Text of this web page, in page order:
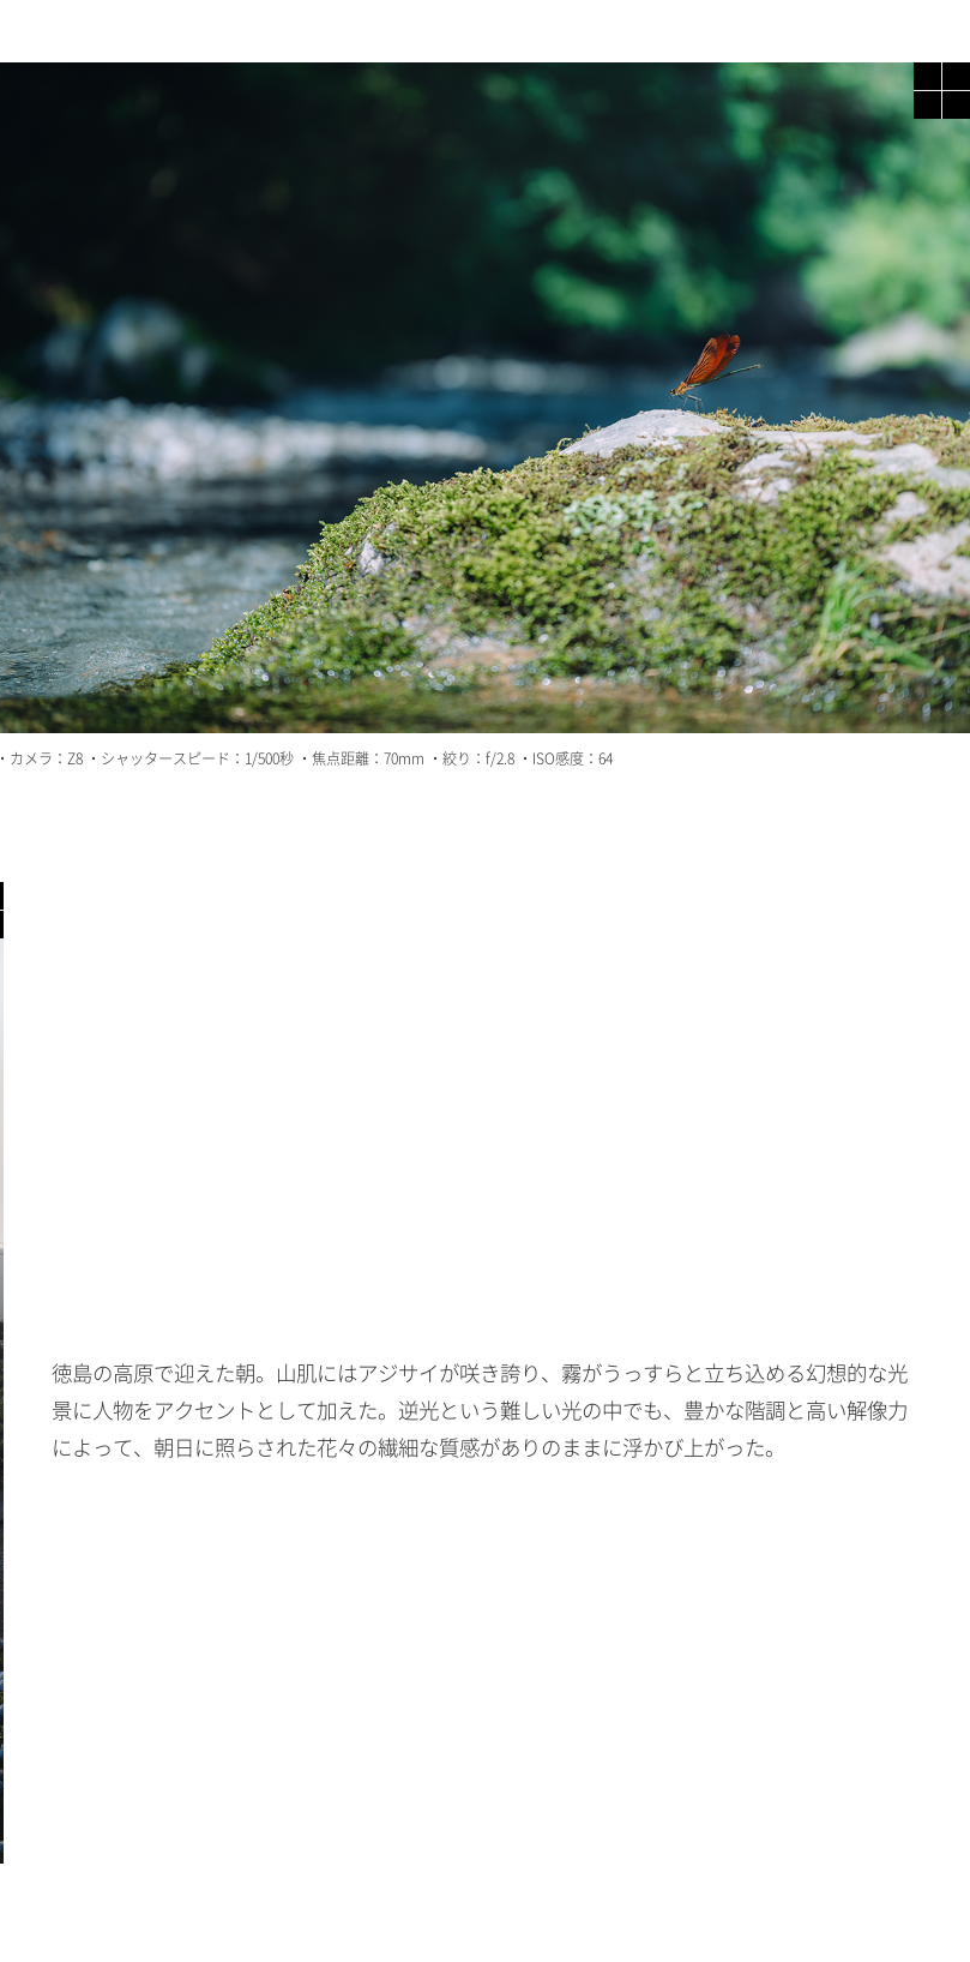
・カメラ：Z8 ・シャッタースピード：1/500秒 ・焦点距離：70mm ・絞り：f/2.8 ・ISO感度：64
徳島の高原で迎えた朝。山肌にはアジサイが咲き誇り、霧がうっすらと立ち込める幻想的な光
景に人物をアクセントとして加えた。逆光という難しい光の中でも、豊かな階調と高い解像力
によって、朝日に照らされた花々の繊細な質感がありのままに浮かび上がった。